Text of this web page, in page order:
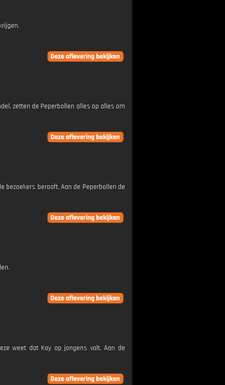
zetten de Peperbollen alles op alles om
bezoekers berooft. Aan de Peperbollen de
weet dat Kay op jongens valt. Aan de